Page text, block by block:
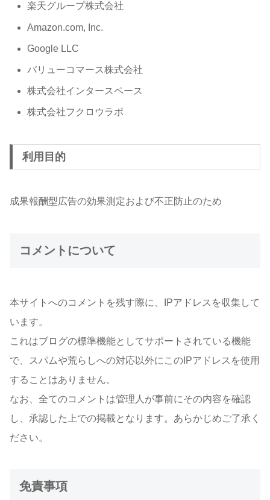
楽天グループ株式会社
Amazon.com, Inc.
Google LLC
バリューコマース株式会社
株式会社インタースペース
株式会社フクロウラボ
利用目的
成果報酬型広告の効果測定および不正防止のため
コメントについて
本サイトへのコメントを残す際に、IPアドレスを収集して
います。
これはブログの標準機能としてサポートされている機能
で、スパムや荒らしへの対応以外にこのIPアドレスを使用
することはありません。
なお、全てのコメントは管理人が事前にその内容を確認
し、承認した上での掲載となります。あらかじめご了承く
ださい。
免責事項